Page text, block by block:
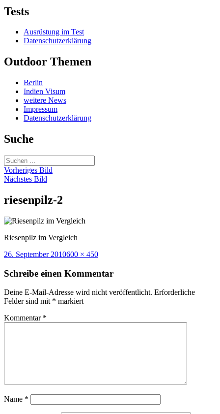
Tests
Ausrüstung im Test
Datenschutzerklärung
Outdoor Themen
Berlin
Indien Visum
weitere News
Impressum
Datenschutzerklärung
Suche
Suchen
nach:
Vorheriges Bild
Nächstes Bild
riesenpilz-2
Riesenpilz im Vergleich
Veröffentlicht
26. September 2010Volle
600 × 450
Schreibe einen Kommentar
Deine E-Mail-Adresse wird nicht veröffentlicht. Erforderliche
Felder sind mit * markiert
Kommentar *
Name *